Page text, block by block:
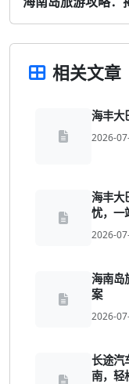
相关文章
海丰大
2026-
海丰大
忧，一
2026-
海南岛
案
2026-
长途汽
南，轻